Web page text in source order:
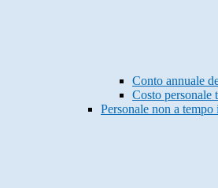
Conto annuale
Costo personale
Personale non a